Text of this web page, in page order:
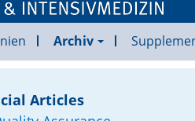
Archiv
Articles